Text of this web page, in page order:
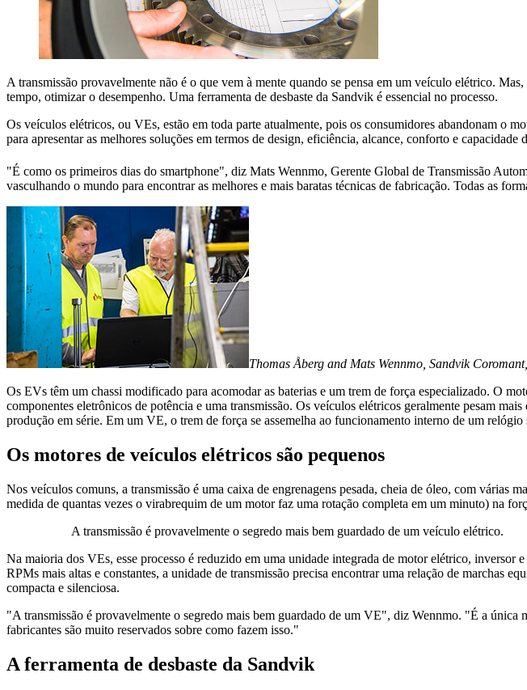
A transmissão provavelmente não é o que vem à mente quando se pensa em um veículo elétrico.
tempo, otimizar o desempenho. Uma ferramenta de desbaste da Sandvik é essencial no processo.
Os veículos elétricos, ou VEs, estão em toda parte atualmente, pois os consumidores abandonam o
para apresentar as melhores soluções em termos de design, eficiência, alcance, conforto e capacidade
"É como os primeiros dias do smartphone", diz Mats Wennmo, Gerente Global de Transmissão
vasculhando o mundo para encontrar as melhores e mais baratas técnicas de fabricação. Todas as
Thomas Åberg and Mats Wennmo, Sandvik
Os EVs têm um chassi modificado para acomodar as baterias e um trem de força especializado. O
componentes eletrônicos de potência e uma transmissão. Os veículos elétricos geralmente pesam
produção em série. Em um VE, o trem de força se assemelha ao funcionamento interno de um relógio
Os motores de veículos elétricos são pequenos
Nos veículos comuns, a transmissão é uma caixa de engrenagens pesada, cheia de óleo, com várias
medida de quantas vezes o virabrequim de um motor faz uma rotação completa em um minuto) na
A transmissão é provavelmente o segredo mais bem guardado de um veículo elétrico.
Na maioria dos VEs, esse processo é reduzido em uma unidade integrada de motor elétrico, inversor
RPMs mais altas e constantes, a unidade de transmissão precisa encontrar uma relação de marchas
compacta e silenciosa.
"A transmissão é provavelmente o segredo mais bem guardado de um VE", diz Wennmo. "É a
fabricantes são muito reservados sobre como fazem isso."
A ferramenta de desbaste da Sandvik